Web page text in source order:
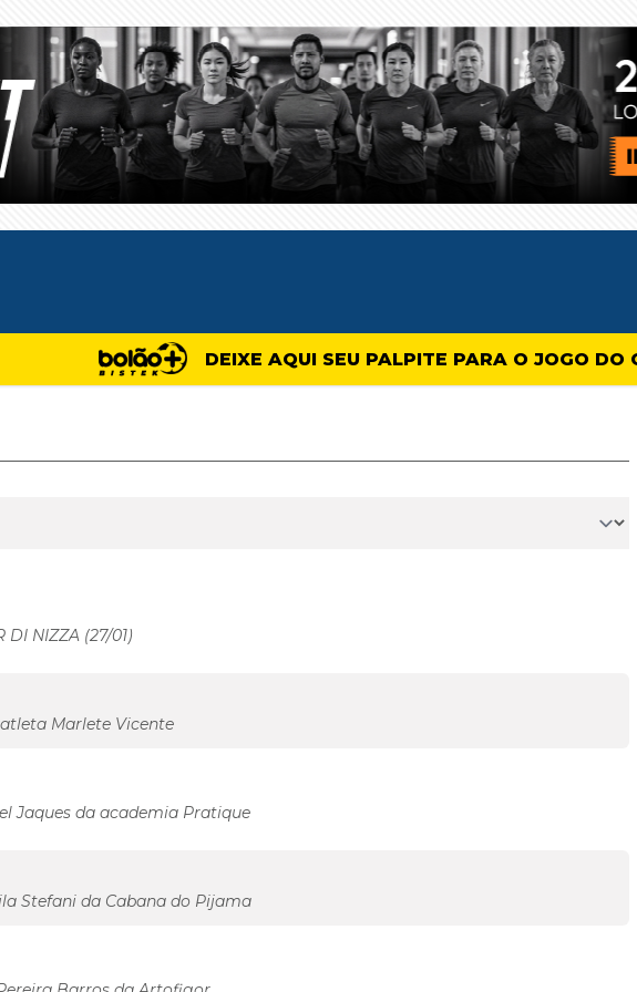
DEIXE AQUI SEU PALPITE PARA O JOGO DO
DI NIZZA (27/01)
Marlete Vicente
Jaques da academia Pratique
Stefani da Cabana do Pijama